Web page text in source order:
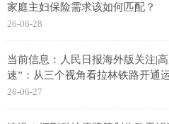
家庭主妇保险需求该如何匹配？
26-06-28
当前信息：人民日报海外版关注|
速”：从三个视角看拉林铁路开通
26-06-27